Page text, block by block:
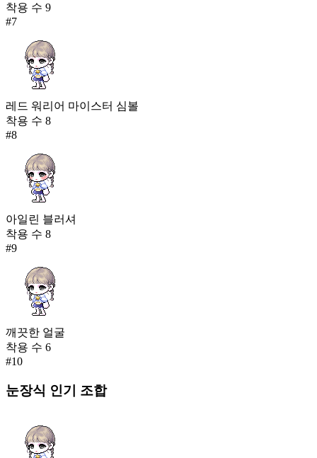
착용 수 9
#7
레드 워리어 마이스터 심볼
착용 수 8
#8
아일린 블러셔
착용 수 8
#9
깨끗한 얼굴
착용 수 6
#10
눈장식 인기 조합